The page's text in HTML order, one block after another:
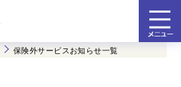
保険外サービスお知らせ一覧